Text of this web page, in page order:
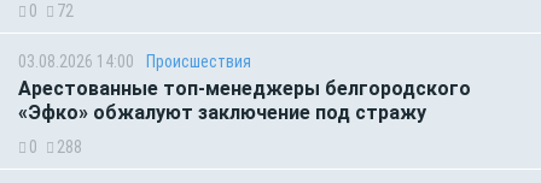
0 72
03.08.2026 14:00 Происшествия
Арестованные топ-менеджеры белгородского
«Эфко» обжалуют заключение под стражу
0 288